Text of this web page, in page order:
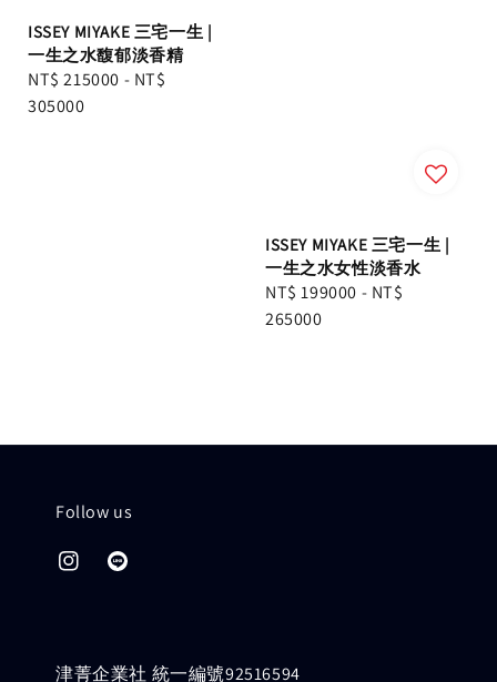
ISSEY MIYAKE 三宅一生 |
一生之水馥郁淡香精
Regular
price
NT$ 215000 - NT$
305000
ISSEY MIYAKE 三宅一生 |
一生之水女性淡香水
Regular
price
NT$ 199000 - NT$
265000
Follow us
津菁企業社 統一編號92516594